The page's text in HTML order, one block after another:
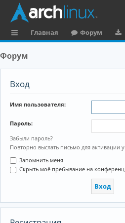
ы
и
Главная Форум
Форум
Вход
Имя пользователя:
Пароль:
Забыли пароль?
Повторно выслать письмо для активации
Запомнить меня
Скрыть моё пребывание на